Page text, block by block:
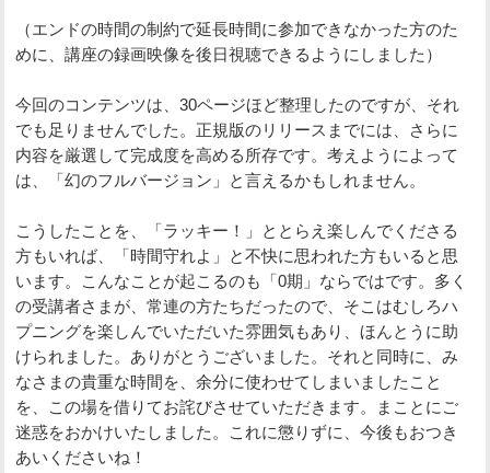
（エンドの時間の制約で延長時間に参加できなかった方のた
めに、講座の録画映像を後日視聴できるようにしました）
今回のコンテンツは、30ページほど整理したのですが、それ
でも足りませんでした。正規版のリリースまでには、さらに
内容を厳選して完成度を高める所存です。考えようによって
は、「幻のフルバージョン」と言えるかもしれません。
こうしたことを、「ラッキー！」ととらえ楽しんでくださる
方もいれば、「時間守れよ」と不快に思われた方もいると思
います。こんなことが起こるのも「0期」ならではです。多く
の受講者さまが、常連の方たちだったので、そこはむしろハ
プニングを楽しんでいただいた雰囲気もあり、ほんとうに助
けられました。ありがとうございました。それと同時に、み
なさまの貴重な時間を、余分に使わせてしまいましたこと
を、この場を借りてお詫びさせていただきます。まことにご
迷惑をおかけいたしました。これに懲りずに、今後もおつき
あいくださいね！